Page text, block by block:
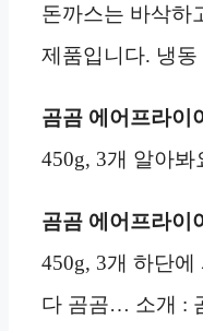
돈까스는 바삭하
제품입니다. 냉
곰곰 에어프라이
450g, 3개 알아봐
곰곰 에어프라이
450g, 3개 하단에
다 곰곰… 소개 :